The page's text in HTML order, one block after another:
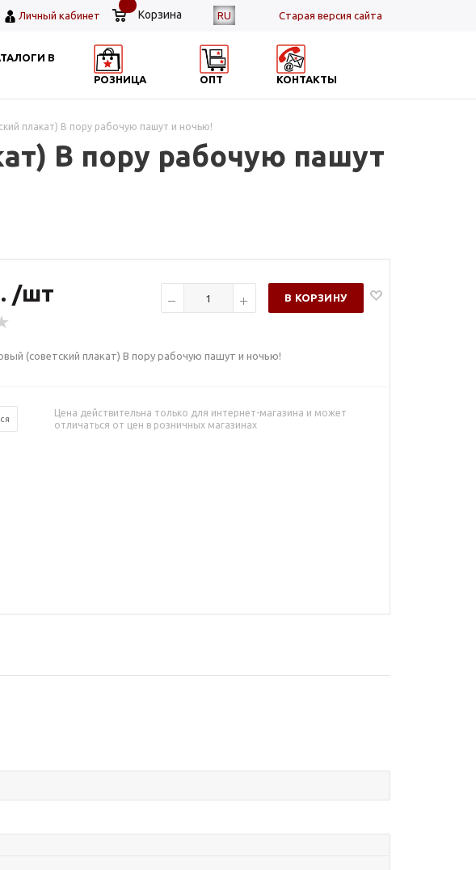
RU Cтарая версия сайта
Личный кабинет Корзина
В
РОЗНИЦА ОПТ КОНТАКТЫ
плакат) В пору рабочую пашут и ночью!
В пору рабочую пашут
/шт В КОРЗИНУ
(советский плакат) В пору рабочую пашут и ночью!
Цена действительна только для интернет-магазина и может
отличаться от цен в розничных магазинах